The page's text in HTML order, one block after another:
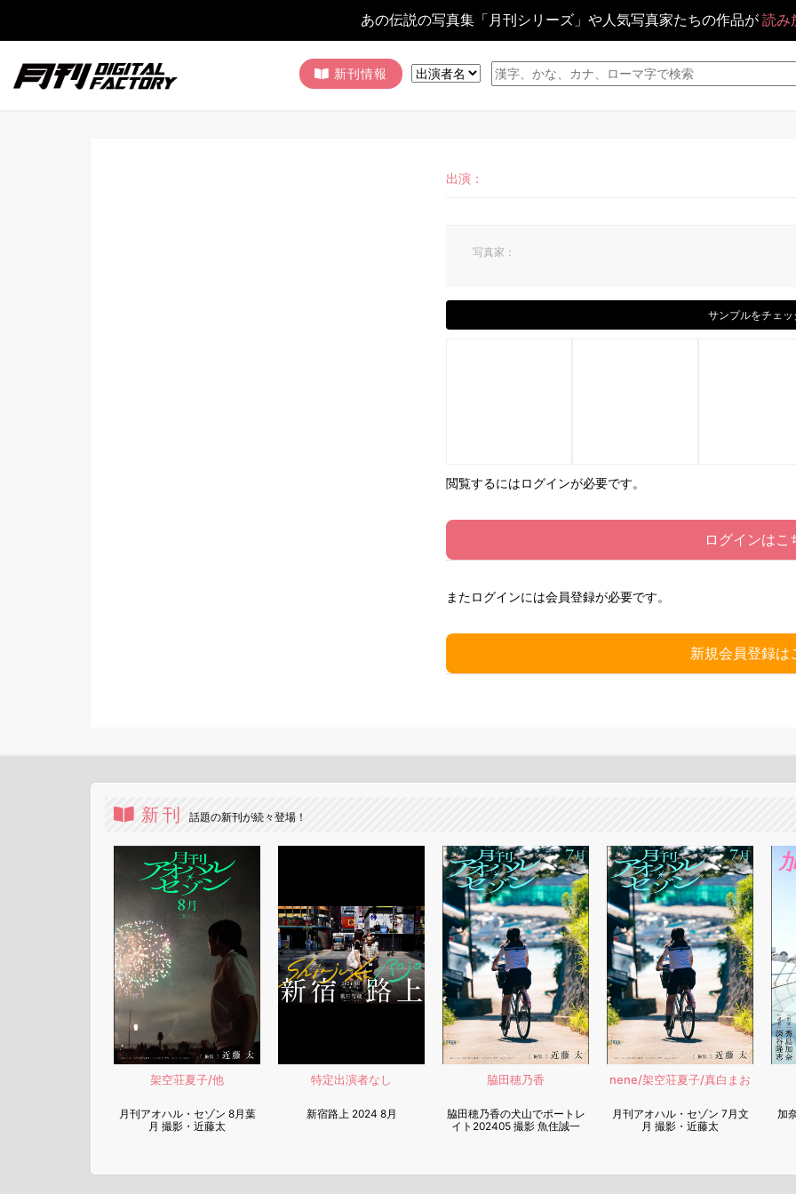
あの伝説の写真集「月刊シリーズ」や人気写真家たちの作品が 読み
新刊情報
出演：
写真家：
サンプルをチェッ
閲覧するにはログインが必要です。
ログインはこ
またログインには会員登録が必要です。
新規会員登録は
新刊 話題の新刊が続々登場！
架空荘夏子/他
月刊アオハル・セゾン 8月葉
月 撮影・近藤太
特定出演者なし
新宿路上 2024 8月
脇田穂乃香
脇田穂乃香の犬山でポートレ
イト202405 撮影 魚住誠一
nene/架空荘夏子/真白まお
月刊アオハル・セゾン 7月文
月 撮影・近藤太
加